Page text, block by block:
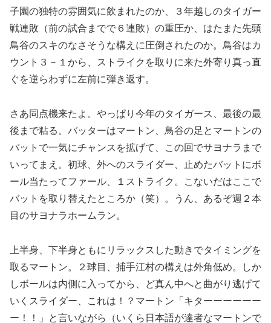
子園の独特の雰囲気に飲まれたのか、３年越しのタイガー
戦連敗（前の試合までで６連敗）の重圧か、はたまた先頭
鳥谷のスキのなさそうな構えに圧倒されたのか。鳥谷はカ
ウント３－１から、ストライクを取りに来た外寄り真っ直
ぐを逆らわずに左前に弾き返す。
さあ同点機来たよ。やっぱり今年のタイガース、最後の最
後まで粘る。バッターはマートン、鳥谷の足とマートンの
バットで一気にチャンスを拡げて、この回でサヨナラまで
いってまえ。初球、外へのスライダー、止めたバットにボ
ール当たってファール、１ストライク。こないだはここで
バットを取り替えたところか（笑）。うん、あるぞ週２本
目のサヨナラホームラン。
上半身、下半身ともにリラックスした動きでタイミングを
取るマートン。２球目、捕手江村の構えは外角低め。しか
しボールは内側に入ってから、ど真ん中へと曲がり逃げて
いくスライダー、これは！？マートン「キターーーーーー
ー！！」と言いながら（いくら日本語が達者なマートンで